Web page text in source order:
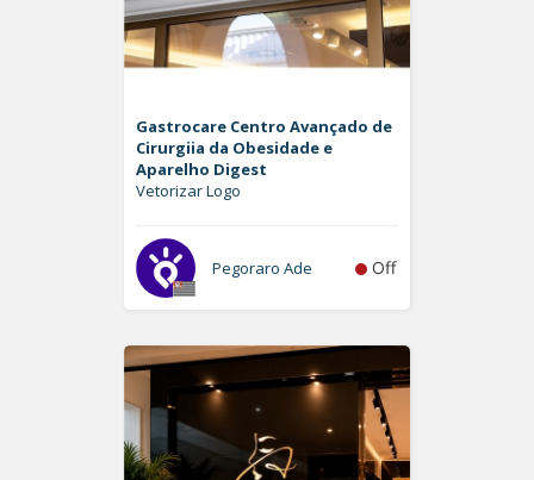
Gastrocare Centro Avançado de
Cirurgiia da Obesidade e
Aparelho Digest
Vetorizar Logo
Pegoraro Ade Off